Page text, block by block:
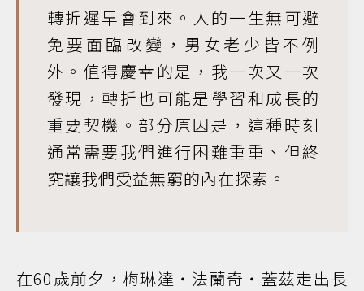
轉折遲早會到來。人的一生無可避
免要面臨改變，男女老少皆不例
外。值得慶幸的是，我一次又一次
發現，轉折也可能是學習和成長的
重要契機。部分原因是，這種時刻
通常需要我們進行困難重重、但終
究讓我們受益無窮的內在探索。
在60歲前夕，梅琳達・法蘭奇・蓋茲走出長